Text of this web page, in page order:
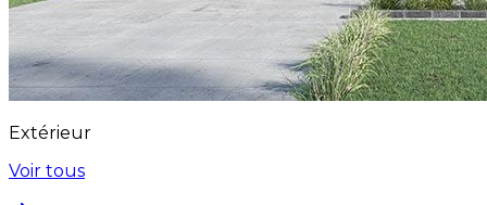
Extérieur
Voir tous